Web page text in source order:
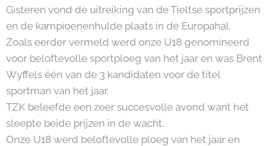
Gisteren vond de uitreiking van de Tieltse sportprijzen
en de kampioenenhulde plaats in de Europahal.
Zoals eerder vermeld werd onze U18 genomineerd
voor beloftevolle sportploeg van het jaar en was Brent
Wyffels één van de 3 kandidaten voor de titel
sportman van het jaar.
TZK beleefde een zeer succesvolle avond want het
sleepte beide prijzen in de wacht.
Onze U18 werd beloftevolle ploeg van het jaar en